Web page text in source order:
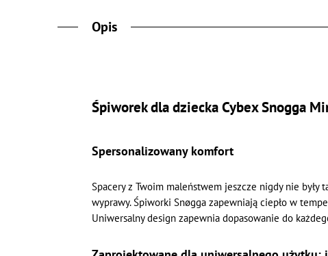
Opis
Śpiworek dla dziecka Cybex Snogga
Spersonalizowany komfort
Spacery z Twoim maleństwem jeszcze nigdy nie
wyprawy. Śpiworki Snøgga zapewniają ciepło w
Uniwersalny design zapewnia dopasowanie do